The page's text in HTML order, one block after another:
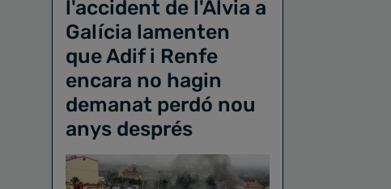
l'accident de l'Àlvia a
Galícia lamenten
que Adif i Renfe
encara no hagin
demanat perdó nou
anys després